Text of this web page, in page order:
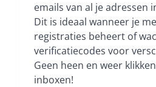
emails van al je adressen
Dit is ideaal wanneer je
registraties beheert of
verificatiecodes voor
Geen heen en weer
inboxen!